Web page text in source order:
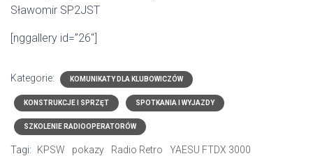
Sławomir SP2JST
[nggallery id=”26″]
Kategorie: KOMUNIKATY DLA KLUBOWICZÓW
KONSTRUKCJE I SPRZĘT SPOTKANIA I WYJAZDY
SZKOLENIE RADIOOPERATORÓW
Tagi: KPSW pokazy Radio Retro YAESU FTDX 3000